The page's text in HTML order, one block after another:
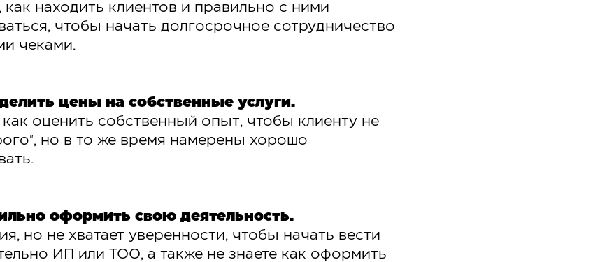
как находить клиентов и правильно с ними
чтобы начать долгосрочное сотрудничество
чеками.
цены на собственные услуги.
как оценить собственный опыт, чтобы клиенту не
но в то же время намерены хорошо
оформить свою деятельность.
но не хватает уверенности, чтобы начать вести
ИП или ТОО, а также не знаете как оформить